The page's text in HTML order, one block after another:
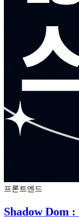
프론트엔드
Shadow Dom